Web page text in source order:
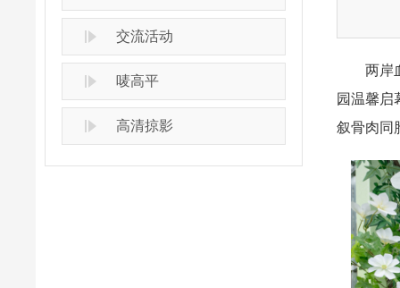
交流活动
唛高平
高清掠影
两岸血
园温馨启
叙骨肉同